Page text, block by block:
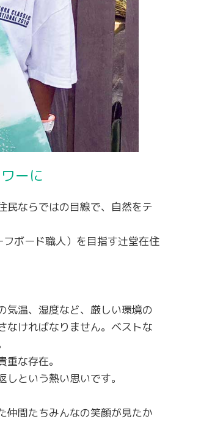
ーに
民ならではの目線で、自然をテ
ボード職人）を目指す辻堂在住
気温、湿度など、厳しい環境の
なければなりません。ベストな
な存在。
という熱い思いです。
仲間たちみんなの笑顔が見たか